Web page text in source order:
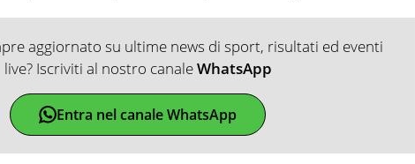
aggiornato su ultime news di sport, risultati ed eventi
live? Iscriviti al nostro canaleWhatsApp
Entra nel canale WhatsApp